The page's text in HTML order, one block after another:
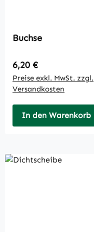
Buchse
Regulärer Preis:
6,20 €
Preise exkl. MwSt. zzgl.
Versandkosten
In den Warenkorb